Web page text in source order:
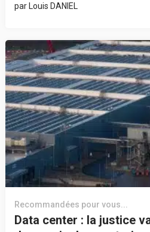
par Louis DANIEL
Recommandées pour vous...
Data center : la justice